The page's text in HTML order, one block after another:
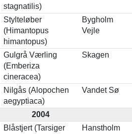
stagnatilis)
Stylteløber
(Himantopus
himantopus)
Bygholm
Vejle
Gulgrå Værling
(Emberiza
cineracea)
Skagen
Nilgås (Alopochen
aegyptiaca)
Vandet Sø
2004
Blåstjert (Tarsiger
Hanstholm